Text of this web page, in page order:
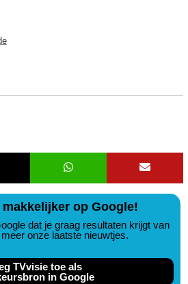
op Google!
dat je graag resultaten krijgt van
onze laatste nieuwtjes.
TVvisie toe als
in Google